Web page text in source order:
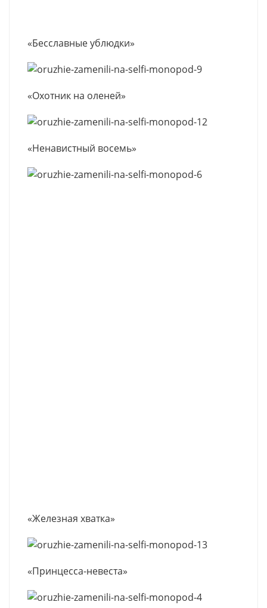
«Бесславные ублюдки»
«Охотник на оленей»
«Ненавистный восемь»
«Железная хватка»
«Принцесса-невеста»